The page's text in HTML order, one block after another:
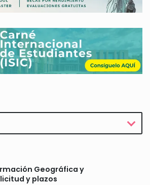
Geográfica y
y plazos